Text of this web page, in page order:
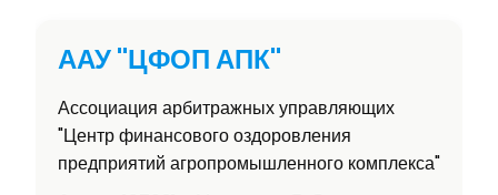
ААУ "ЦФОП АПК"
Ассоциация арбитражных управляющих
"Центр финансового оздоровления
предприятий агропромышленного комплекса"